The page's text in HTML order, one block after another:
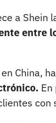
a
entre
China,